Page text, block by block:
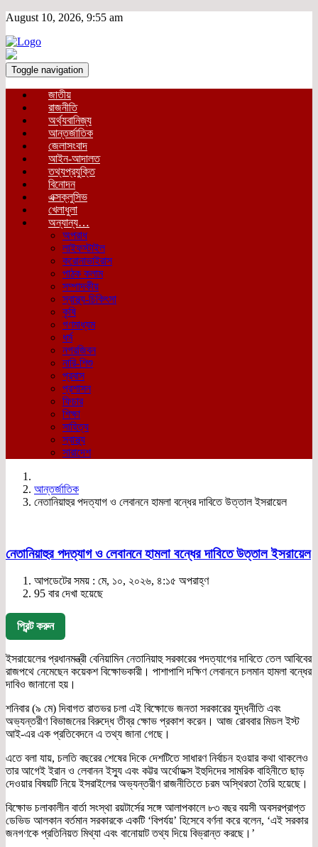
August 10, 2026, 9:55 am
Toggle navigation
জাতীয়
রাজনীতি
অর্থ্যবানিজ্য
আন্তর্জাতিক
জেলাসংবাদ
আইন-আদালত
তথ্যপ্রযুক্তি
বিনোদন
এক্সক্লুসিভ
খেলাধুলা
অন্যান্য…
অপরাধ
লাইফস্টাইল
করোনাভাইরাস
পাঠক কলাম
সম্পাদকীয়
স্বাস্থ্য-চিকিৎসা
কৃষি
গণমাধ্যম
ধর্ম
নগরজিবন
নারি-শিশু
প্রবাস
প্রশাসন
ফিচার
শিক্ষা
সাহিত্য
স্বাস্থ্য
সারাদেশ
আন্তর্জাতিক
নেতানিয়াহুর পদত্যাগ ও লেবাননে হামলা বন্ধের দাবিতে উত্তাল ইসরায়েল
নেতানিয়াহুর পদত্যাগ ও লেবাননে হামলা বন্ধের দাবিতে উত্তাল ইসরায়েল
আপডেটের সময় : মে, ১০, ২০২৬, ৪:১৫ অপরাহ্ণ
95 বার দেখা হয়েছে
প্রিন্ট করুন
ইসরায়েলের প্রধানমন্ত্রী বেনিয়ামিন নেতানিয়াহু সরকারের পদত্যাগের দাবিতে তেল আবিবের
রাজপথে নেমেছেন কয়েকশ বিক্ষোভকারী। পাশাপাশি দক্ষিণ লেবাননে চলমান হামলা বন্ধের
দাবিও জানানো হয়।
শনিবার (৯ মে) দিবাগত রাতভর চলা এই বিক্ষোভে জনতা সরকারের যুদ্ধনীতি এবং
অভ্যন্তরীণ বিভাজনের বিরুদ্ধে তীব্র ক্ষোভ প্রকাশ করেন। আজ রোববার মিডল ইস্ট
আই-এর এক প্রতিবেদনে এ তথ্য জানা গেছে।
এতে বলা যায়, চলতি বছরের শেষের দিকে দেশটিতে সাধারণ নির্বাচন হওয়ার কথা থাকলেও
তার আগেই ইরান ও লেবানন ইস্যু এবং কট্টর অর্থোডক্স ইহুদিদের সামরিক বাহিনীতে ছাড়
দেওয়ার বিষয়টি নিয়ে ইসরাইলের অভ্যন্তরীণ রাজনীতিতে চরম অস্থিরতা তৈরি হয়েছে।
বিক্ষোভ চলাকালীন বার্তা সংস্থা রয়টার্সের সঙ্গে আলাপকালে ৮৩ বছর বয়সী অবসরপ্রাপ্ত
ডেভিড আলকান বর্তমান সরকারকে একটি ‘বিপর্যয়’ হিসেবে বর্ণনা করে বলেন, ‘এই সরকার
জনগণকে প্রতিনিয়ত মিথ্যা এবং বানোয়াট তথ্য দিয়ে বিভ্রান্ত করছে।’